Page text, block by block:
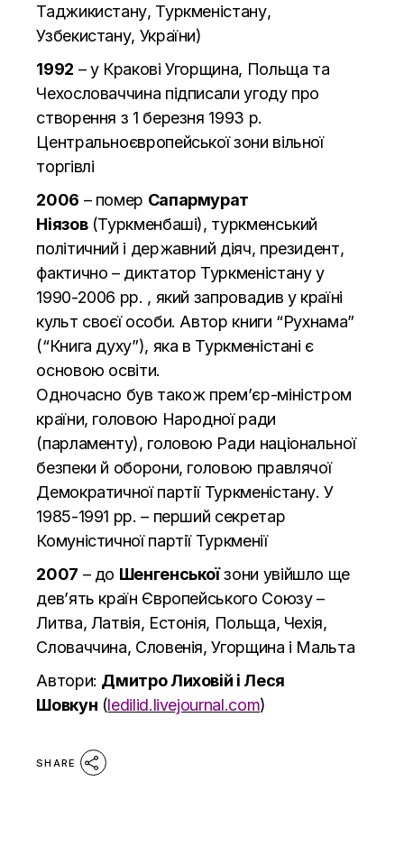
Таджикистану, Туркменістану,
Узбекистану, України)
1992 – у Кракові Угорщина, Польща та
Чехословаччина підписали угоду про
створення з 1 березня 1993 р.
Центральноєвропейської зони вільної
торгівлі
2006 – помер Сапармурат
Ніязов(Туркменбаші), туркменський
політичний і державний діяч, президент,
фактично – диктатор Туркменістану у
1990-2006 рр. , який запровадив у країні
культ своєї особи. Автор книги “Рухнама”
(“Книга духу”), яка в Туркменістані є
основою освіти.
Одночасно був також прем’єр-міністром
країни, головою Народної ради
(парламенту), головою Ради національної
безпеки й оборони, головою правлячої
Демократичної партії Туркменістану. У
1985-1991 рр. – перший секретар
Комуністичної партії Туркменії
2007 – до Шенгенськоїзони увійшло ще
дев’ять країн Європейського Союзу –
Литва, Латвія, Естонія, Польща, Чехія,
Словаччина, Словенія, Угорщина і Мальта
Автори: Дмитро Лиховій і Леся
Шовкун (ledilid.livejournal.com)
SHARE